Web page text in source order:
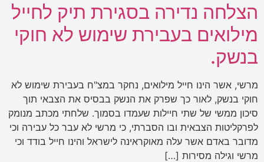
הצלחה נדירה בסגירת תיק לחייל
מילואים בעבירת שימוש לא חוקי
בנשק.
מרשי, אשר הינו חייל מילואים, נחקר במצ"ח בעבירת שימוש לא
חוקי בנשק, לאור כך שפרק את הנשק בבסיס את הצבאי תוך
סיכון ממשי של שתי חיילות שעמדו בסמוך. שלחתי מכתב מנומק
לפרקליטות הצבאית ובו הסברתי, כי מרשי לא עבר כל עבירה וכי
מדובר באדם אשר עלה מאוקראינה לישראל והינו חייל בודד וכי
מרשי וגילה מסירות […]